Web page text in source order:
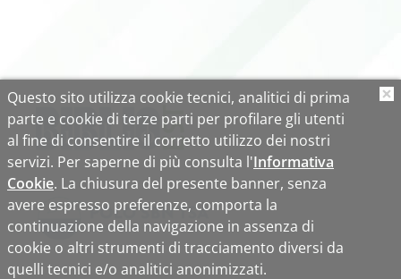
Questo sito utilizza cookie tecnici, analitici di prima
parte e cookie di terze parti per profilare gli utenti
al fine di consentire il corretto utilizzo dei nostri
servizi. Per saperne di più consulta l'Informativa
Cookie. La chiusura del presente banner, senza
avere espresso preferenze, comporta la
continuazione della navigazione in assenza di
cookie o altri strumenti di tracciamento diversi da
quelli tecnici e/o analitici anonimizzati.